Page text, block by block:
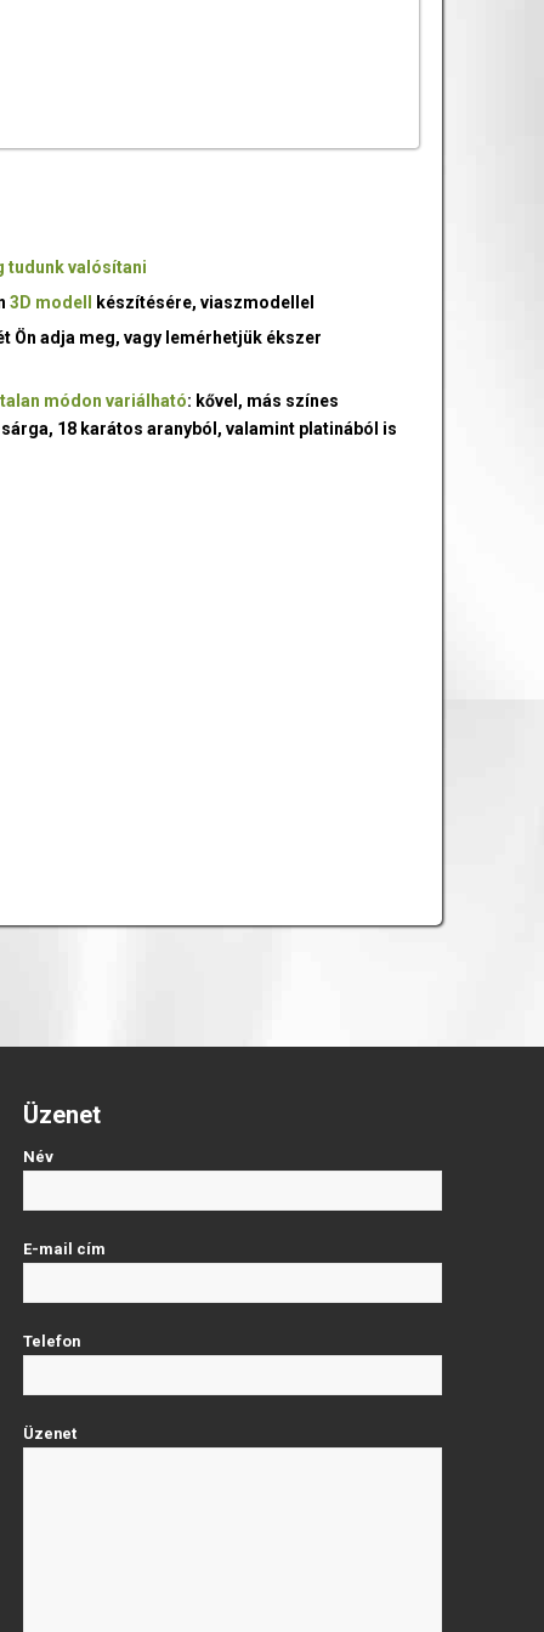
tudunk valósítani
3D modell
készítésére, viaszmodellel
Ön adja meg, vagy lemérhetjük ékszer
módon variálható: kővel, más színes
18 karátos aranyból, valamint platinából is
Üzenet
Név
E-mail cím
Telefon
Üzenet